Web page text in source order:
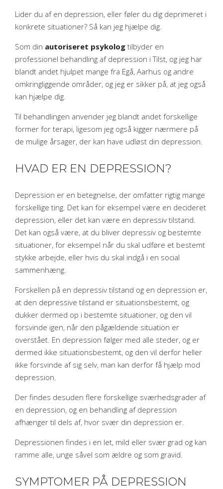
Social angst
Lider du af en depression, eller føler du dig deprimeret i
konkrete situationer? Så kan jeg hjælpe dig.​
Som din autoriseret psykolog tilbyder en
professionel behandling af depression i Tilst, og jeg har
blandt andet hjulpet mange fra Egå, Aarhus og andre
omkringliggende områder, og jeg er sikker på, at jeg også
kan hjælpe dig.​
Til behandlingen anvender jeg blandt andet forskellige
former for terapi, ligesom jeg også kigger nærmere på
de mulige årsager, der kan have udløst din depression.​
HVAD ER EN DEPRESSION?
Depression er en betegnelse, der omfatter rigtig mange
forskellige ting. Det kan for eksempel være en decideret
depression, eller det kan være en depressiv tilstand.
Det kan også være, at du bliver depressiv og bestemte
situationer, for eksempel når du skal udføre et bestemt
stykke arbejde, eller hvis du skal indgå i en social
sammenhæng.​
Forskellen på en depressiv tilstand og en depression er,
at den depressive tilstand er situationsbestemt, og
dukker dermed op i bestemte situationer, og den vil
forsvinde igen, når den pågældende situation er
overstået. En depression følger med alle steder, og er
dermed ikke situationsbestemt, og den vil derfor heller
ikke forsvinde af sig selv, man kan derfor få hjælp mod
depression.​
Der findes desuden flere forskellige sværhedsgrader af
en depression, og en behandling af depression
afhænger til dels af, hvor svær din depression er.​
Depressionen findes i en let, mild eller svær grad og kan
ramme alle, unge såvel som ældre og som gravid.​
SYMPTOMER PÅ DEPRESSION